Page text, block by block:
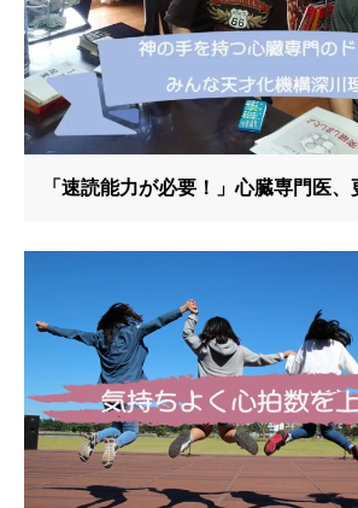
「速読能力が必要！」心臓専門医、